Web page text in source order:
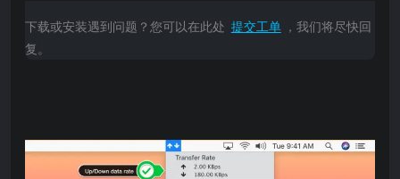
下载或安装遇到问题？您可以在此处 提交工单 ，我们将尽快回
复。